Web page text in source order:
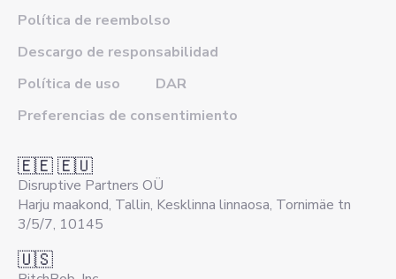
Política de reembolso
Descargo de responsabilidad
Política de uso
DAR
Preferencias de consentimiento
🇪🇪 🇪🇺
Disruptive Partners OÜ
Harju maakond, Tallin, Kesklinna linnaosa, Tornimäe tn
3/5/7, 10145
🇺🇸